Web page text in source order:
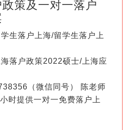
策及一对一落户
生落户上海/留学生落户上
落户政策2022硕士/上海应
（微信同号） 陈老师
时提供一对一免费落户上